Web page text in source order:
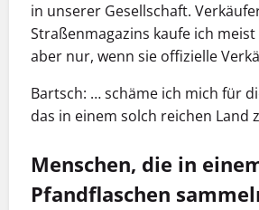
in unserer Gesellschaft.
Straßenmagazins kaufe ich
aber nur, wenn sie offizielle
Bartsch: … schäme ich mich für
das in einem solch reichen Land
Menschen, die in
Pfandflaschen